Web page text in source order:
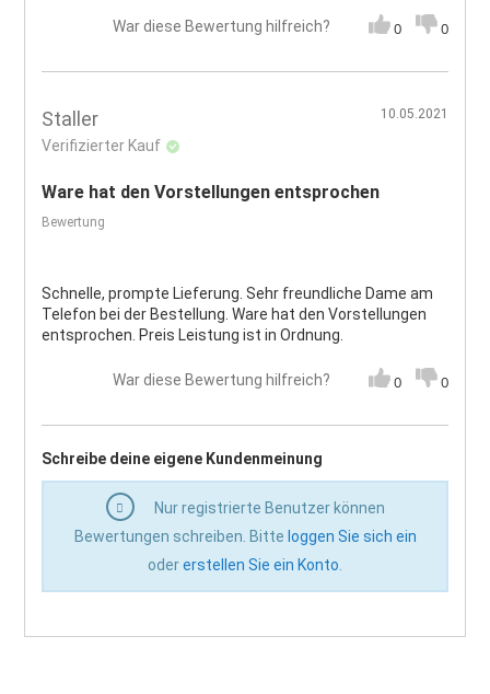
War diese Bewertung hilfreich? 0 0
Staller
Verifizierter Kauf
10.05.2021
Ware hat den Vorstellungen entsprochen
Bewertung
Schnelle, prompte Lieferung. Sehr freundliche Dame am
Telefon bei der Bestellung. Ware hat den Vorstellungen
entsprochen. Preis Leistung ist in Ordnung.
War diese Bewertung hilfreich? 0 0
Schreibe deine eigene Kundenmeinung
Nur registrierte Benutzer können
Bewertungen schreiben. Bitte loggen Sie sich ein
odererstellen Sie ein Konto